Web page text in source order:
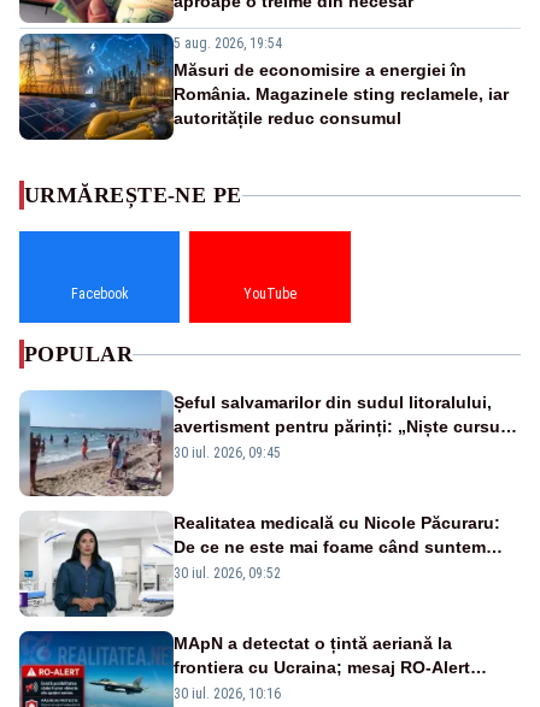
5 aug. 2026, 19:54
Măsuri de economisire a energiei în
România. Magazinele sting reclamele, iar
autoritățile reduc consumul
URMĂREȘTE-NE PE
Facebook YouTube
POPULAR
Șeful salvamarilor din sudul litoralului,
avertisment pentru părinți: „Niște cursuri
de înot la piscină nu sunt suficiente”
30 iul. 2026, 09:45
Realitatea medicală cu Nicole Păcuraru:
De ce ne este mai foame când suntem
obosiți?
30 iul. 2026, 09:52
MApN a detectat o țintă aeriană la
frontiera cu Ucraina; mesaj RO-Alert
transmis în județul Tulcea
30 iul. 2026, 10:16